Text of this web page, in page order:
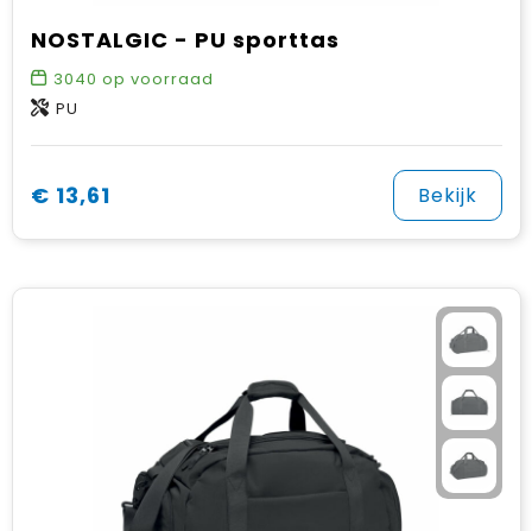
NOSTALGIC - PU sporttas
3040 op voorraad
PU
€ 13,61 Bekijk